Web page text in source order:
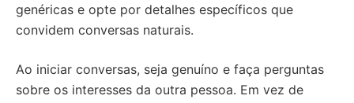
genéricas e opte por detalhes específicos que
convidem conversas naturais.
Ao iniciar conversas, seja genuíno e faça perguntas
sobre os interesses da outra pessoa. Em vez de